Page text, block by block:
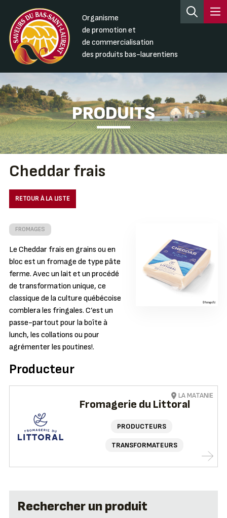
Organisme
de promotion et
de commercialisation
des produits bas-laurentiens
PRODUITS
Rechercher un produit
Cheddar frais
RETOUR À LA LISTE
FROMAGES
Le Cheddar frais en grains ou en
bloc est un fromage de type pâte
ferme. Avec un lait et un procédé
de transformation unique, ce
classique de la culture québécoise
comblera les fringales. C’est un
passe-partout pour la boîte à
lunch, les collations ou pour
agrémenter les poutines!.
Producteur
Fromagerie du Littoral
PRODUCTEURS
TRANSFORMATEURS
LA MATANIE